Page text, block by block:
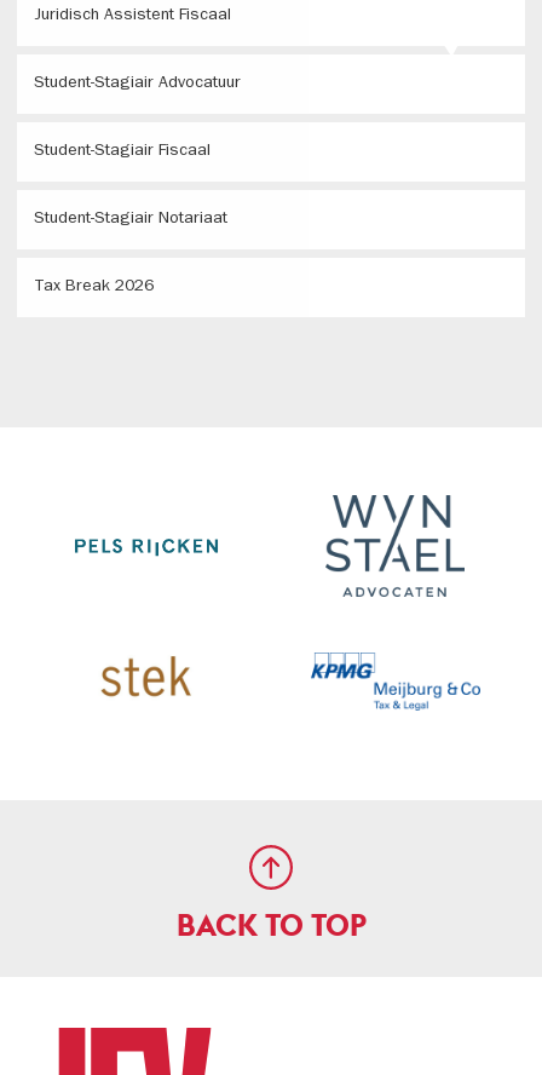
Juridisch Assistent Fiscaal
Student-Stagiair Advocatuur
Student-Stagiair Fiscaal
Student-Stagiair Notariaat
Tax Break 2026
BACK TO TOP